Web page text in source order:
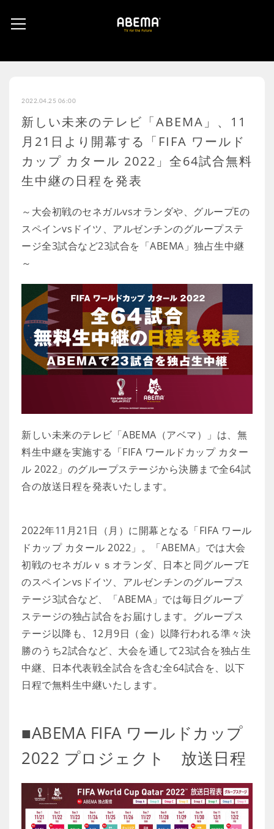
2022.04.25 06:00
新しい未来のテレビ「ABEMA」、11
月21日より開幕する「FIFA ワールド
カップ カタール 2022」全64試合無料
生中継の日程を発表
～大会初戦のセネガルvsオランダや、グループEの
スペインvsドイツ、アルゼンチンのグループステ
ージ全3試合など23試合を「ABEMA」独占生中継
～
新しい未来のテレビ「ABEMA（アベマ）」は、無
料生中継を実施する「FIFA ワールドカップ カター
ル 2022」のグループステージから決勝まで全64試
合の放送日程を発表いたします。
2022年11月21日（月）に開幕となる「FIFA ワール
ドカップ カタール 2022」。「ABEMA」では大会
初戦のセネガルｖｓオランダ、日本と同グループE
のスペインvsドイツ、アルゼンチンのグループス
テージ3試合など、「ABEMA」では毎日グループ
ステージの独占試合をお届けします。グループス
テージ以降も、12月9日（金）以降行われる準々決
勝のうち2試合など、大会を通して23試合を独占生
中継、日本代表戦全試合を含む全64試合を、以下
日程で無料生中継いたします。
■ABEMA FIFA ワールドカップ
2022 プロジェクト 放送日程